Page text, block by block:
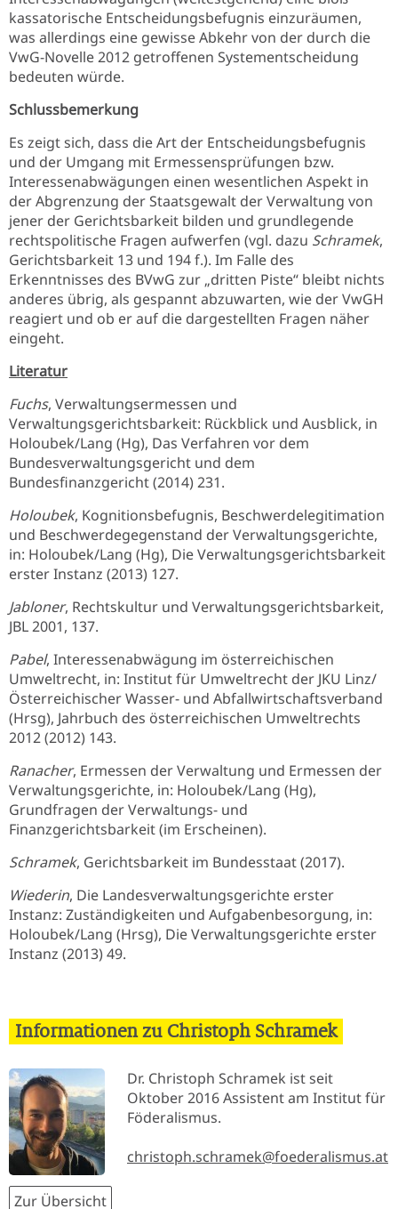
kassatorische Entscheidungsbefugnis einzuräumen,
was allerdings eine gewisse Abkehr von der durch die
VwG-Novelle 2012 getroffenen Systementscheidung
bedeuten würde.
Schlussbemerkung
Es zeigt sich, dass die Art der Entscheidungsbefugnis
und der Umgang mit Ermessensprüfungen bzw.
Interessenabwägungen einen wesentlichen Aspekt in
der Abgrenzung der Staatsgewalt der Verwaltung von
jener der Gerichtsbarkeit bilden und grundlegende
rechtspolitische Fragen aufwerfen (vgl. dazu Schramek,
Gerichtsbarkeit 13 und 194 f.). Im Falle des
Erkenntnisses des BVwG zur „dritten Piste“ bleibt nichts
anderes übrig, als gespannt abzuwarten, wie der VwGH
reagiert und ob er auf die dargestellten Fragen näher
eingeht.
Literatur
Fuchs, Verwaltungsermessen und
Verwaltungsgerichtsbarkeit: Rückblick und Ausblick, in
Holoubek/Lang (Hg), Das Verfahren vor dem
Bundesverwaltungsgericht und dem
Bundesfinanzgericht (2014) 231.
Holoubek, Kognitionsbefugnis, Beschwerdelegitimation
und Beschwerdegegenstand der Verwaltungsgerichte,
in: Holoubek/Lang (Hg), Die Verwaltungsgerichtsbarkeit
erster Instanz (2013) 127.
Jabloner, Rechtskultur und Verwaltungsgerichtsbarkeit,
JBL 2001, 137.
Pabel, Interessenabwägung im österreichischen
Umweltrecht, in: Institut für Umweltrecht der JKU Linz/
Österreichischer Wasser- und Abfallwirtschaftsverband
(Hrsg), Jahrbuch des österreichischen Umweltrechts
2012 (2012) 143.
Ranacher, Ermessen der Verwaltung und Ermessen der
Verwaltungsgerichte, in: Holoubek/Lang (Hg),
Grundfragen der Verwaltungs- und
Finanzgerichtsbarkeit (im Erscheinen).
Schramek, Gerichtsbarkeit im Bundesstaat (2017).
Wiederin, Die Landesverwaltungsgerichte erster
Instanz: Zuständigkeiten und Aufgabenbesorgung, in:
Holoubek/Lang (Hrsg), Die Verwaltungsgerichte erster
Instanz (2013) 49.
Informationen zu Christoph Schramek
Dr. Christoph Schramek ist seit
Oktober 2016 Assistent am Institut für
Föderalismus.
christoph.schramek@foederalismus.at
Zur Übersicht